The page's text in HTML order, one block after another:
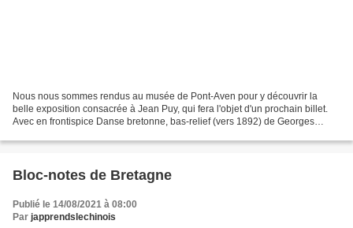
Nous nous sommes rendus au musée de Pont-Aven pour y découvrir la
belle exposition consacrée à Jean Puy, qui fera l'objet d'un prochain billet.
Avec en frontispice Danse bretonne, bas-relief (vers 1892) de Georges
Bloc-notes de Bretagne
Publié le 14/08/2021 à 08:00
Par japprendslechinois